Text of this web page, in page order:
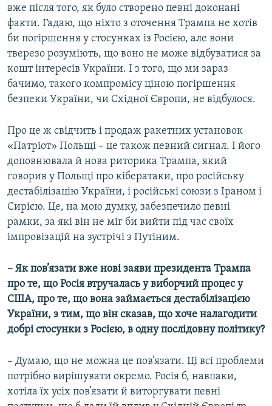
вже після того, як було створено певні доконані
факти. Гадаю, що ніхто з оточення Трампа не хотів
би погіршення у стосунках із Росією, але вони
тверезо розуміють, що воно не може відбуватися за
кошт інтересів України. І з того, що ми зараз
бачимо, такого компромісу ціною погіршення
безпеки України, чи Східної Європи, не відбулося.
Про це ж свідчить і продаж ракетних установок
«Патріот» Польщі – це також певний сигнал. І його
доповнювала й нова риторика Трампа, який
говорив у Польщі про кібератаки, про російську
дестабілізацію України, і російські союзи з Іраном і
Сирією. Це, на мою думку, забезпечило певні
рамки, за які він не міг би вийти під час своїх
імпровізацій на зустрічі з Путіним.
– Як пов’язати вже нові заяви президента Трампа
про те, що Росія втручалась у виборчий процес у
США, про те, що вона займається дестабілізацією
України, з тим, що він сказав, що хоче налагодити
добрі стосунки з Росією, в одну послідовну політику?
– Думаю, що не можна це пов’язати. Ці всі проблеми
потрібно вирішувати окремо. Росія б, навпаки,
хотіла їх усіх пов’язати й виторгувати певні